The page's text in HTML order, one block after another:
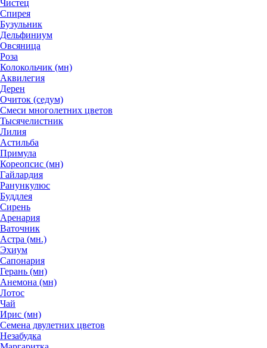
Чистец
Спирея
Бузульник
Дельфиниум
Овсяница
Роза
Колокольчик (мн)
Аквилегия
Дерен
Очиток (седум)
Смеси многолетних цветов
Тысячелистник
Лилия
Астильба
Примула
Кореопсис (мн)
Гайлардия
Ранункулюс
Буддлея
Сирень
Аренария
Ваточник
Астра (мн.)
Эхиум
Сапонария
Герань (мн)
Анемона (мн)
Лотос
Чай
Ирис (мн)
Семена двулетних цветов
Незабудка